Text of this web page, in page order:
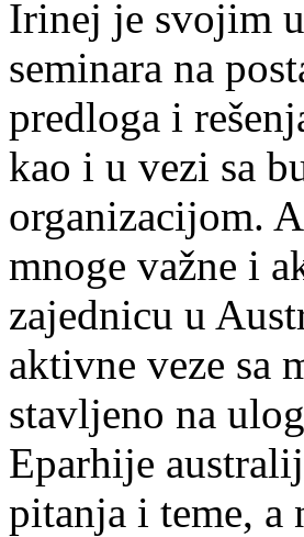
Irinej je svojim
seminara na
predloga i
kao i u vezi sa
organizacijom.
mnoge važne i
zajednicu u
aktivne veze sa
stavljeno na
Eparhije
pitanja i teme,